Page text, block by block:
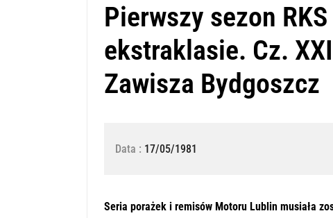
Pierwszy sezon
ekstraklasie. Cz.
Zawisza Bydgoszcz
Data : 17/05/1981
Seria porażek i remisów Motoru Lublin musiała